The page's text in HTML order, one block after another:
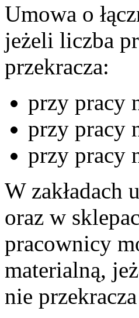
Umowa o
jeżeli liczba
przekracza:
przy pracy
przy pracy
przy pracy
W zakładach
oraz w
pracownicy
materialną,
nie